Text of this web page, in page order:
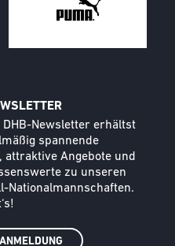
DHB-Newsletter erhältst
spannende
attraktive Angebote und
zu unseren
Nationalmannschaften.